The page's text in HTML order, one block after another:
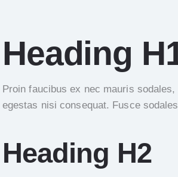
Heading
Proin faucibus ex nec mauris
egestas nisi consequat. Fusce
Heading H2